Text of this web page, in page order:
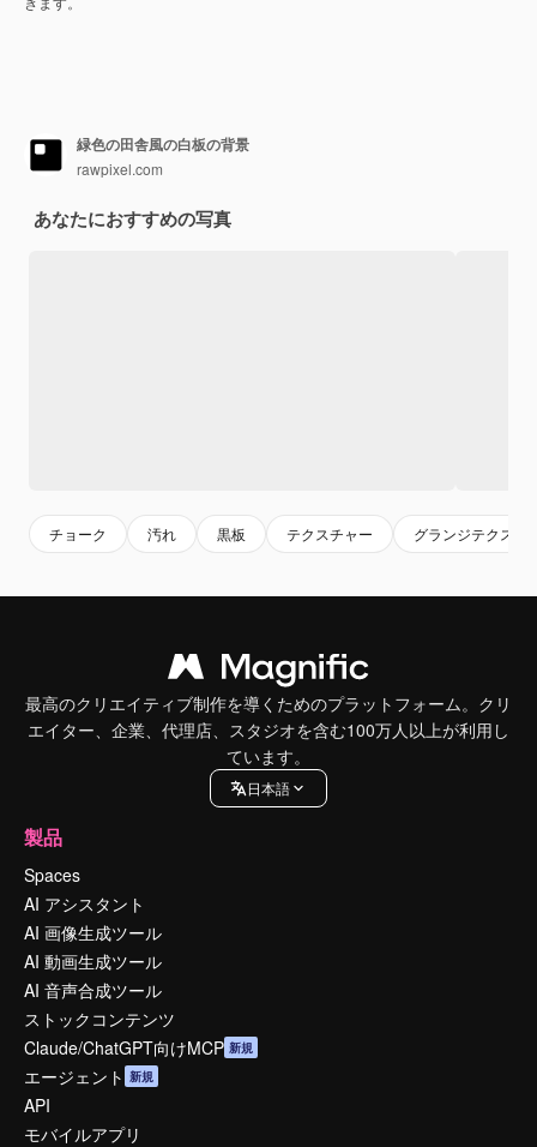
緑色の田舎風の白板の背景
rawpixel.com
あなたにおすすめの写真
チョーク 汚れ 黒板 テクスチャー グランジテクスチ
最高のクリエイティブ制作を導くためのプラットフォーム。クリ
エイター、企業、代理店、スタジオを含む100万人以上が利用し
ています。
日本語
製品
Spaces
AI アシスタント
AI 画像生成ツール
AI 動画生成ツール
AI 音声合成ツール
ストックコンテンツ
Claude/ChatGPT向けMCP 新規
エージェント 新規
API
モバイルアプリ